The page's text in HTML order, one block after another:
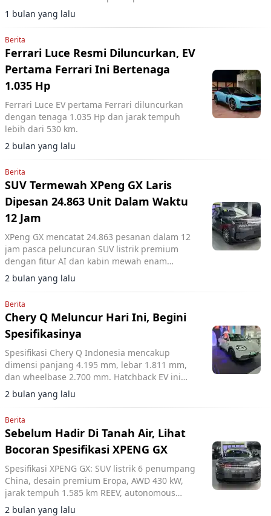
Italia.
1 bulan yang lalu
Berita
Ferrari Luce Resmi Diluncurkan, EV
Pertama Ferrari Ini Bertenaga
1.035 Hp
Ferrari Luce EV pertama Ferrari diluncurkan
dengan tenaga 1.035 Hp dan jarak tempuh
lebih dari 530 km.
2 bulan yang lalu
Berita
SUV Termewah XPeng GX Laris
Dipesan 24.863 Unit Dalam Waktu
12 Jam
XPeng GX mencatat 24.863 pesanan dalam 12
jam pasca peluncuran SUV listrik premium
dengan fitur AI dan kabin mewah enam
penumpang.
2 bulan yang lalu
Berita
Chery Q Meluncur Hari Ini, Begini
Spesifikasinya
Spesifikasi Chery Q Indonesia mencakup
dimensi panjang 4.195 mm, lebar 1.811 mm,
dan wheelbase 2.700 mm. Hatchback EV ini
dirancang lincah untuk penggunaan
perkotaan.
2 bulan yang lalu
Berita
Sebelum Hadir Di Tanah Air, Lihat
Bocoran Spesifikasi XPENG GX
Spesifikasi XPENG GX: SUV listrik 6 penumpang
China, desain premium Eropa, AWD 430 kW,
jarak tempuh 1.585 km REEV, autonomous
driving level 4.
2 bulan yang lalu